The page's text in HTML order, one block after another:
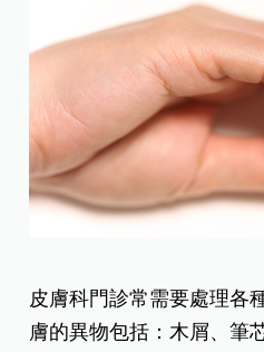
皮膚科門診常需要處理各
膚的異物包括：木屑、筆